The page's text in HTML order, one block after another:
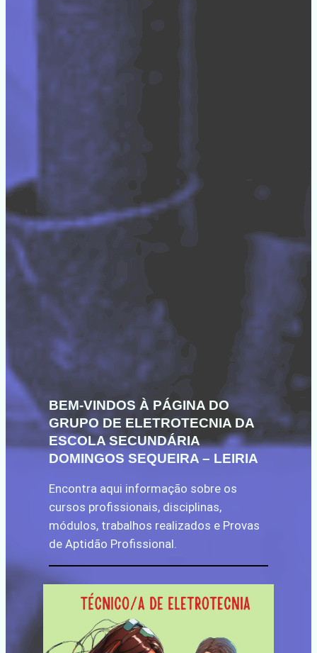
BEM-VINDOS À PÁGINA DO
GRUPO DE ELETROTECNIA DA
ESCOLA SECUNDÁRIA
DOMINGOSSEQUEIRA– LEIRIA
Encontra aqui informação sobre os
cursos profissionais, disciplinas,
módulos, trabalhos realizados e Provas
de Aptidão Profissional.